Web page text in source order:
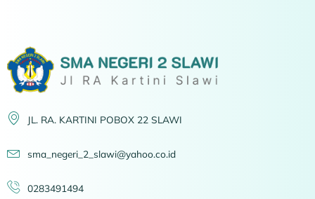
JL. RA. KARTINI POBOX 22 SLAWI
sma_negeri_2_slawi@yahoo.co.id
0283491494